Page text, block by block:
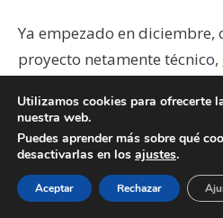
Ya empezado en
proyecto netamente técnico,
¡ayudarles a hacer realidad
Pero mi gran reto va a estar
Utilizamos cookies para ofrecerte
nuestra web.
Puedes aprender más sobre qué
desactivarlas en los ajustes.
Aceptar Rechazar